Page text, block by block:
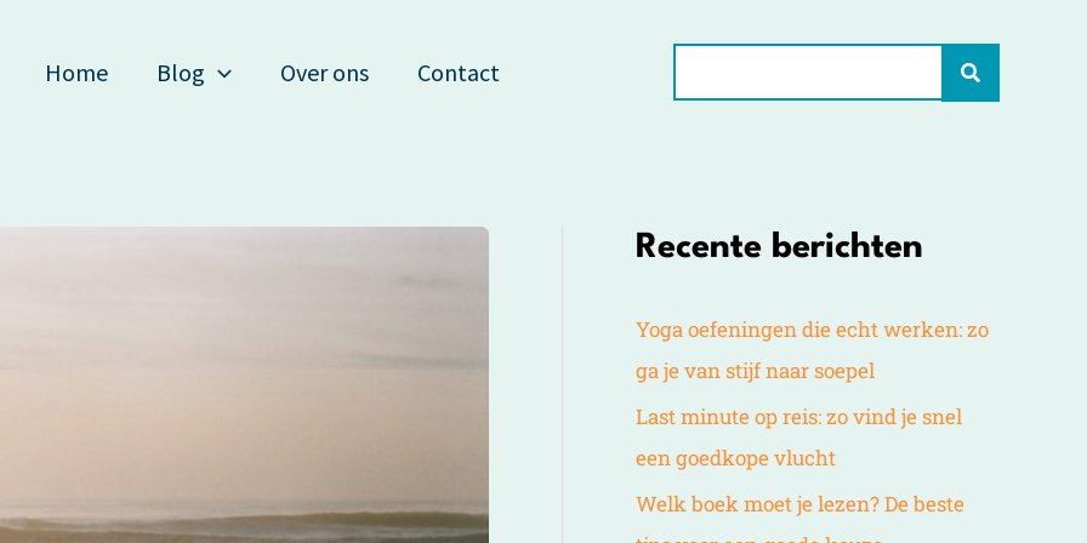
Home Blog Over ons Contact
Recente berichten
Yoga oefeningen die echt werken: zo
ga je van stijf naar soepel
Last minute op reis: zo vind je snel
een goedkope vlucht
Welk boek moet je lezen? De beste